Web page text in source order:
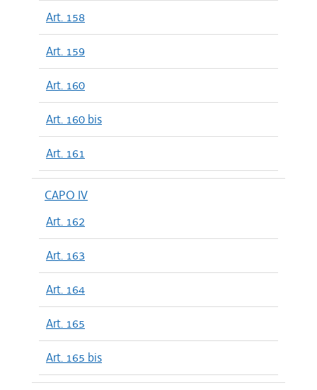
Art. 158
Art. 159
Art. 160
Art. 160 bis
Art. 161
CAPO IV
Art. 162
Art. 163
Art. 164
Art. 165
Art. 165 bis